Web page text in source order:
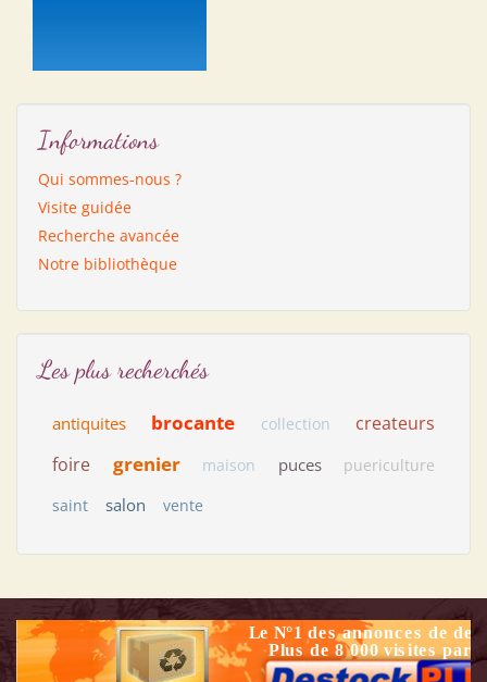
Informations
Qui sommes-nous ?
Visite guidée
Recherche avancée
Notre bibliothèque
Les plus recherchés
antiquites brocante collection
createurs
foire
grenier maison puces
puericulture
saint
salon vente